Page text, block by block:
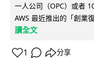
一人公司（OPC）或者
AWS 最近推出的「創
讀全文
1 分享